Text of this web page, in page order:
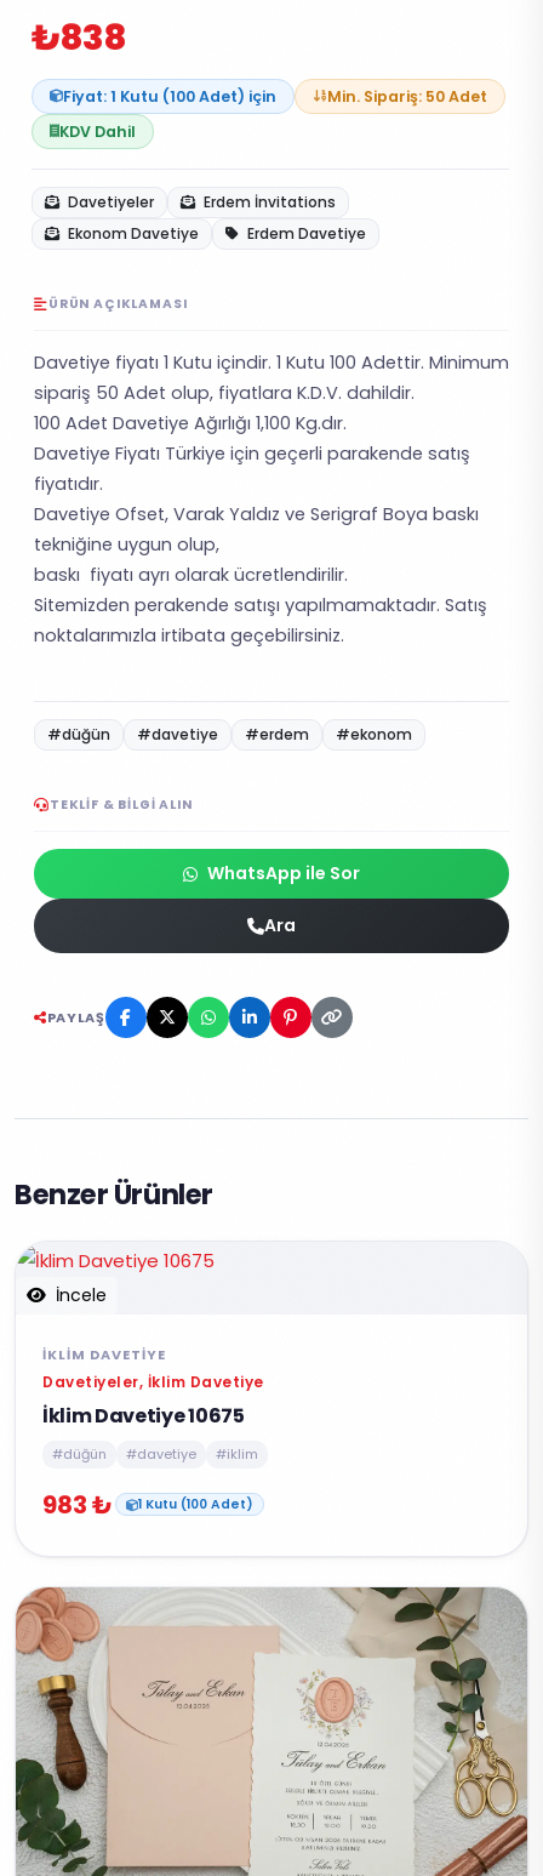
₺838
Fiyat: 1 Kutu (100 Adet) için
Min. Sipariş: 50 Adet
KDV Dahil
Davetiyeler
Erdem İnvitations
Ekonom Davetiye
Erdem Davetiye
ÜRÜN AÇIKLAMASI
Davetiye fiyatı 1 Kutu içindir. 1 Kutu 100 Adettir. Minimum
sipariş 50 Adet olup, fiyatlara K.D.V. dahildir.
100 Adet Davetiye Ağırlığı 1,100 Kg.dır.
Davetiye Fiyatı Türkiye için geçerli parakende satış
fiyatıdır.
Davetiye Ofset, Varak Yaldız ve Serigraf Boya baskı
tekniğine uygun olup,
baskı fiyatı ayrı olarak ücretlendirilir.
Sitemizden perakende satışı yapılmamaktadır. Satış
noktalarımızla irtibata geçebilirsiniz.
#düğün #davetiye #erdem #ekonom
TEKLIF & BILGI ALIN
WhatsApp ile Sor
Ara
PAYLAŞ
Benzer Ürünler
İncele
İKLIM DAVETIYE
Davetiyeler, İklim Davetiye
İklim Davetiye 10675
#düğün #davetiye #iklim
983 ₺ 1 Kutu (100 Adet)